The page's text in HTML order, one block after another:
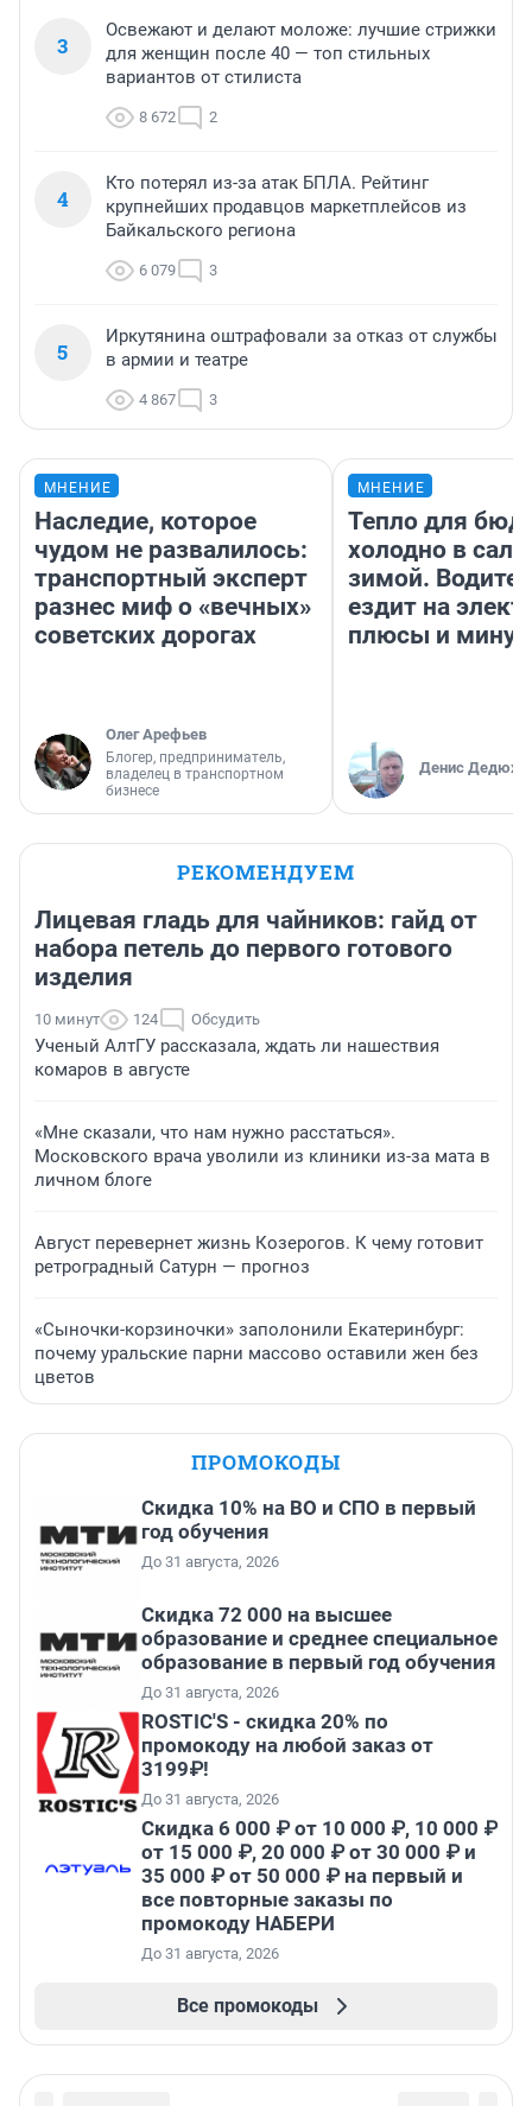
3
Освежают и делают моложе: лучшие стрижки
для женщин после 40 — топ стильных
вариантов от стилиста
8 672 2
4
Кто потерял из-за атак БПЛА. Рейтинг
крупнейших продавцов маркетплейсов из
Байкальского региона
6 079 3
5
Иркутянина оштрафовали за отказ от службы
в армии и театре
4 867 3
МНЕНИЕ
Наследие, которое
чудом не развалилось:
транспортный эксперт
разнес миф о «вечных»
советских дорогах
Олег Арефьев
Блогер, предприниматель,
владелец в транспортном
бизнесе
МНЕНИЕ
Тепло для
холодно в
зимой.
ездит на
плюсы и
Денис
РЕКОМЕНДУЕМ
Лицевая гладь для чайников: гайд от
набора петель до первого готового
изделия
10 минут 124 Обсудить
Ученый АлтГУ рассказала, ждать ли нашествия
комаров в августе
«Мне сказали, что нам нужно расстаться».
Московского врача уволили из клиники из-за мата в
личном блоге
Август перевернет жизнь Козерогов. К чему готовит
ретроградный Сатурн — прогноз
«Сыночки-корзиночки» заполонили Екатеринбург:
почему уральские парни массово оставили жен без
цветов
ПРОМОКОДЫ
Скидка 10% на ВО и СПО в первый
год обучения
До 31 августа, 2026
Скидка 72 000 на высшее
образование и среднее специальное
образование в первый год обучения
До 31 августа, 2026
ROSTIC'S - скидка 20% по
промокоду на любой заказ от
3199₽!
До 31 августа, 2026
Скидка 6 000 ₽ от 10 000 ₽, 10 000 ₽
от 15 000 ₽, 20 000 ₽ от 30 000 ₽ и
35 000 ₽ от 50 000 ₽ на первый и
все повторные заказы по
промокоду НАБЕРИ
До 31 августа, 2026
Все промокоды